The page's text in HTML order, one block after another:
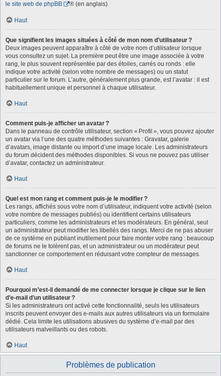
le site web de phpBB
® (en anglais).
Haut
Que signifient les images situées à côté de mon nom d’utilisateur ?
Deux images peuvent apparaître à côté de votre nom d’utilisateur lorsque
vous consultez un sujet. La première peut être une image associée à votre
rang, le plus souvent représentée par des étoiles, carrés ou ronds : elle
indique votre activité (selon votre nombre de messages) ou un statut
particulier sur le forum. L’autre, généralement plus grande, est l’avatar : il est
habituellement unique et personnel à chaque utilisateur.
Haut
Comment puis-je afficher un avatar ?
Dans le panneau de contrôle utilisateur, section « Profil », vous pouvez ajouter
un avatar via l’une des quatre méthodes suivantes : Gravatar, galerie
d’avatars, image distante ou import d’une image locale. Les administrateurs
du forum décident des méthodes disponibles. Si vous ne pouvez pas utiliser
d’avatar, contactez un administrateur.
Haut
Quel est mon rang et comment puis-je le modifier ?
Les rangs, affichés sous votre nom d’utilisateur, indiquent votre activité (selon
votre nombre de messages publiés) ou identifient certains utilisateurs
particuliers, comme les administrateurs et les modérateurs. En général, seul
un administrateur peut modifier les libellés des rangs. Merci de ne pas abuser
de ce système en publiant inutilement pour faire monter votre rang : beaucoup
de forums ne le tolèrent pas, et un administrateur ou un modérateur peut
sanctionner ce comportement en réduisant votre compteur de messages.
Haut
Pourquoi m’est-il demandé de me connecter lorsque je clique sur le lien
d’e-mail d’un utilisateur ?
Si les administrateurs ont activé cette fonctionnalité, seuls les utilisateurs
inscrits peuvent envoyer des e-mails aux autres utilisateurs via un formulaire
dédié. Cela limite les utilisations abusives du système d’e-mail par des
utilisateurs malveillants ou des robots.
Haut
Problèmes de publication